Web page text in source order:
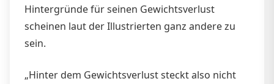
Hintergründe für seinen Gewichtsverlust
scheinen laut der Illustrierten ganz andere zu
sein.
„Hinter dem Gewichtsverlust steckt also nicht